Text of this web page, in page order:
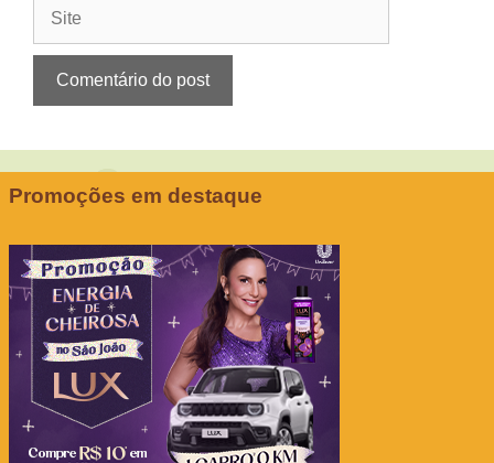
Promoções em destaque